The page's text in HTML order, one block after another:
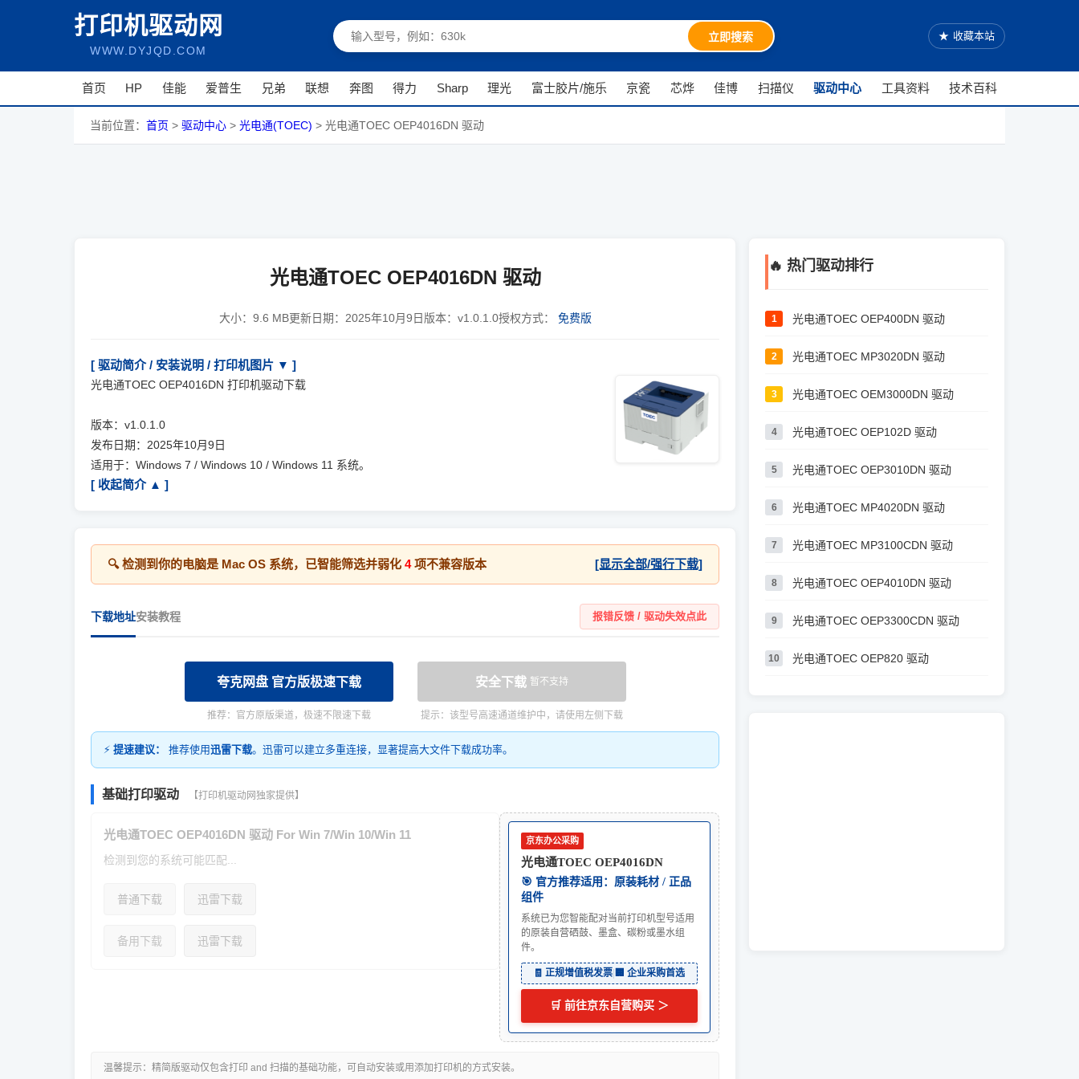
打印机驱动网
WWW.DYJQD.COM
立即搜索 ★ 收藏本站
首页 HP 佳能 爱普生 兄弟 联想 奔图 得力 Sharp 理光 富士胶片/施乐 京瓷 芯烨 佳博 扫描仪 驱动中心 工具资料 技术百科
当前位置： 首页 > 驱动中心 > 光电通(TOEC) > 光电通TOEC OEP4016DN 驱动
光电通TOEC OEP4016DN 驱动
大小： 9.6 MB更新日期： 2025年10月9日 版本： v1.0.1.0授权方式： 免费版
[ 驱动简介 / 安装说明 / 打印机图片 ▼ ]
光电通TOEC OEP4016DN 打印机驱动下载
版本：v1.0.1.0
发布日期：2025年10月9日
适用于：Windows 7 / Windows 10 / Windows 11 系统。
[ 收起简介 ▲ ]
🔍 检测到你的电脑是 Mac OS 系统，已智能筛选并弱化 4项不兼容版本 [显示全部/强行下载]
下载地址安装教程 报错反馈 / 驱动失效点此
夸克网盘 官方版极速下载
推荐：官方原版渠道，极速不限速下载
安全下载 暂不支持
提示：该型号高速通道维护中，请使用左侧下载
⚡ 提速建议： 推荐使用迅雷下载。迅雷可以建立多重连接，显著提高大文件下载成功率。
基础打印驱动 【打印机驱动网独家提供】
光电通TOEC OEP4016DN 驱动 For Win 7/Win 10/Win 11
检测到您的系统可能匹配...
普通下载 迅雷下载
备用下载 迅雷下载
京东办公采购
光电通TOEC OEP4016DN
🎯 官方推荐适用：原装耗材 / 正品
组件
系统已为您智能配对当前打印机型号适用
的原装自营硒鼓、墨盒、碳粉或墨水组
件。
🧾 正规增值税发票 🏢 企业采购首选
🛒 前往京东自营购买 ＞
温馨提示：精简版驱动仅包含打印 and 扫描的基础功能，可自动安装或用添加打印机的方式安装。
🔥 热门驱动排行
1 光电通TOEC OEP400DN 驱动
2 光电通TOEC MP3020DN 驱动
3 光电通TOEC OEM3000DN 驱动
4 光电通TOEC OEP102D 驱动
5 光电通TOEC OEP3010DN 驱动
6 光电通TOEC MP4020DN 驱动
7 光电通TOEC MP3100CDN 驱动
8 光电通TOEC OEP4010DN 驱动
9 光电通TOEC OEP3300CDN 驱动
10 光电通TOEC OEP820 驱动